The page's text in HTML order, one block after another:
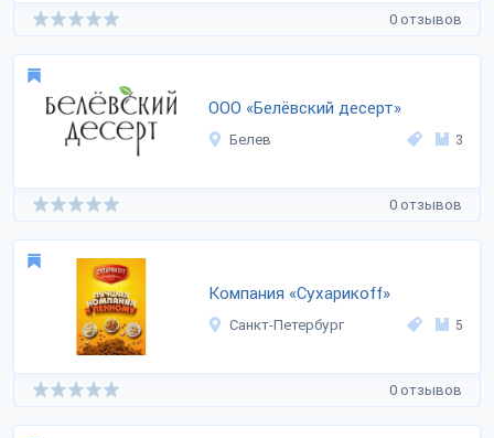
0 отзывов
ООО «Белёвский десерт»
Белев 3
0 отзывов
Компания «Сухарикоff»
Санкт-Петербург 5
0 отзывов